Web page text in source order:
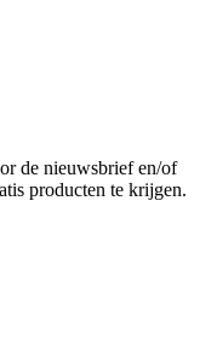
de nieuwsbrief en/of
producten te krijgen.